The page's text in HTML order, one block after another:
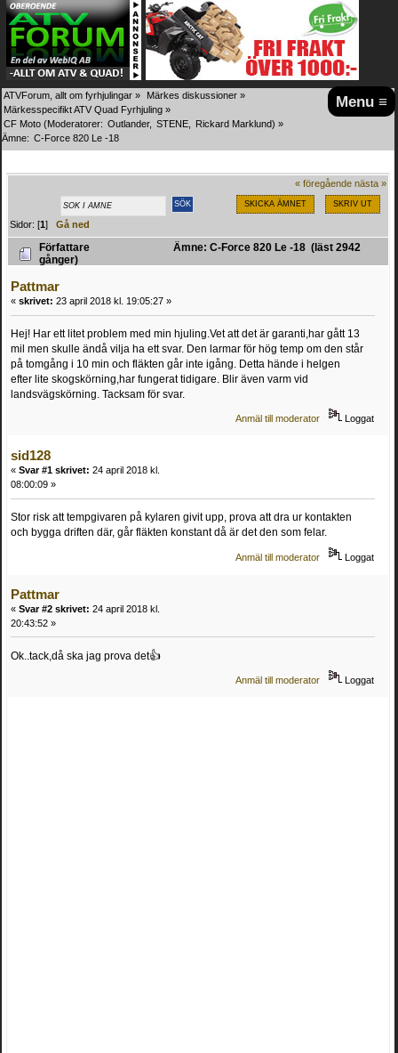
Menu ≡
ATVForum, allt om fyrhjulingar » Märkes diskussioner »
Märkesspecifikt ATV Quad Fyrhjuling »
CF Moto (Moderatorer: Outlander, STENE Rickard Marklund) »
Ämne: C-Force 820 Le -18
« föregående nästa »
SKICKA ÄMNET SKRIV UT
Sidor: [1]Gå ned
Författare
Ämne: C-Force 820 Le -18 (läst 2942
gånger)
Pattmar
« skrivet: 23 april 2018 kl. 19:05:27 »
Hej! Har ett litet problem med min hjuling.Vet att det är garanti,har gått 13
mil men skulle ändå vilja ha ett svar. Den larmar för hög temp om den står
på tomgång i 10 min och fläkten går inte igång. Detta hände i helgen
efter lite skogskörning,har fungerat tidigare. Blir även varm vid
landsvägskörning. Tacksam för svar.
Anmäl till moderator Loggat
sid128
« Svar #1 skrivet: 24 april 2018 kl.
08:00:09 »
Stor risk att tempgivaren på kylaren givit upp, prova att dra ur kontakten
och bygga driften där, går fläkten konstant då är det den som felar.
Anmäl till moderator Loggat
Pattmar
« Svar #2 skrivet: 24 april 2018 kl.
20:43:52 »
Ok..tack,då ska jag prova det👍
Anmäl till moderator Loggat